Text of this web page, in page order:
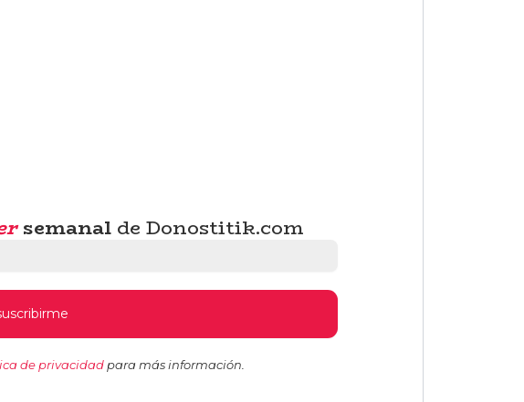
semanal de Donostitik.com
de privacidadpara más información.